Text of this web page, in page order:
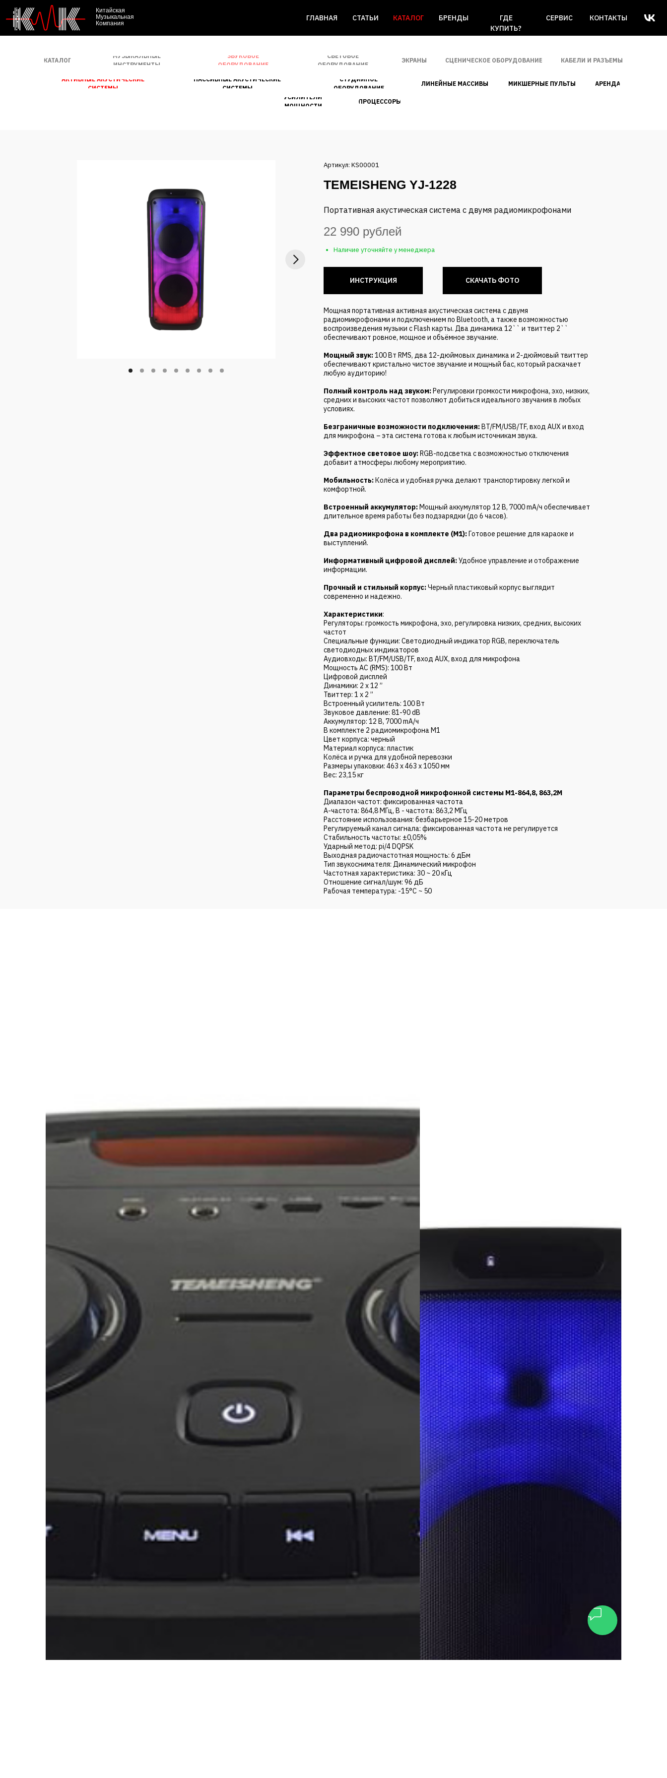
Китайская
Музыкальная
Компания
ГЛАВНАЯ СТАТЬИ КАТАЛОГ БРЕНДЫ СЕРВИС КОНТАКТЫ
ГДЕ
КУПИТЬ?
МУЗЫКАЛЬНЫЕ
ИНСТРУМЕНТЫ
ЗВУКОВОЕ
ОБОРУДОВАНИЕ
СВЕТОВОЕ
ОБОРУДОВАНИЕ
ЭКРАНЫ
КАТАЛОГ СЦЕНИЧЕСКОЕ ОБОРУДОВАНИЕ КАБЕЛИ И РАЗЪЕМЫ
ЛИНЕЙНЫЕ МАССИВЫ
ПАССИВНЫЕ АКУСТИЧЕСКИЕ
СИСТЕМЫ
СТУДИЙНОЕ
ОБОРУДОВАНИЕ
МИКШЕРНЫЕ ПУЛЬТЫ
АРЕНДА
УСИЛИТЕЛИ
МОЩНОСТИ
АКТИВНЫЕ АКУСТИЧЕСКИЕ
СИСТЕМЫ
ПРОЦЕССОРЫ
TEMEISHENG YJ-1228
Портативная акустическая система с двумя радиомикрофонами
22 990 рублей
Мощная портативная активная акустическая система с двумя
радиомикрофонами и подключением по Bluetooth, а также возможностью
воспроизведения музыки с Flash карты. Два динамика 12`` и твиттер 2``
обеспечивают ровное, мощное и объёмное звучание.
Мощный звук:100 Вт RMS, два 12-дюймовых динамика и 2-дюймовый твиттер
обеспечивают кристально чистое звучание и мощный бас, который раскачает
любую аудиторию!
Полный контроль над звуком:Регулировки громкости микрофона, эхо, низких,
средних и высоких частот позволяют добиться идеального звучания в любых
условиях.
Безграничные возможности подключения:BT/FM/USB/TF, вход AUX и вход
для микрофона – эта система готова к любым источникам звука.
Эффектное световое шоу:RGB-подсветка с возможностью отключения
добавит атмосферы любому мероприятию.
Мобильность:Колёса и удобная ручка делают транспортировку легкой и
комфортной.
Встроенный аккумулятор:Мощный аккумулятор 12 В, 7000 mA/ч обеспечивает
длительное время работы без подзарядки (до 6 часов).
Два радиомикрофона в комплекте (M1):Готовое решение для караоке и
выступлений.
Информативный цифровой дисплей:Удобное управление и отображение
информации.
Прочный и стильный корпус:Черный пластиковый корпус выглядит
современно и надежно.
Характеристики:
Регуляторы: громкость микрофона, эхо, регулировка низких, средних, высоких
частот
Специальные функции: Светодиодный индикатор RGB, переключатель
светодиодных индикаторов
Аудиовходы: BT/FM/USB/TF, вход AUX, вход для микрофона
Мощность АС (RMS): 100 Вт
Цифровой дисплей
Динамики: 2 х 12 ’’
Твиттер: 1 х 2 ’’
Встроенный усилитель: 100 Вт
Звуковое давление: 81-90 dB
Аккумулятор: 12 В, 7000 mA/ч
В комплекте 2 радиомикрофона M1
Цвет корпуса: черный
Материал корпуса: пластик
Колёса и ручка для удобной перевозки
Размеры упаковки: 463 х 463 х 1050 мм
Вес: 23,15 кг
Параметры беспроводной микрофонной системы M1-864,8, 863,2М
Диапазон частот: фиксированная частота
A-частота: 864,8 МГц, B - частота: 863,2 МГц
Расстояние использования: безбарьерное 15-20 метров
Регулируемый канал сигнала: фиксированная частота не регулируется
Стабильность частоты: ±0,05%
Ударный метод: pi/4 DQPSK
Выходная радиочастотная мощность: 6 дБм
Тип звукоснимателя: Динамический микрофон
Частотная характеристика: 30 ~ 20 кГц
Отношение сигнал/шум: 96 дБ
Рабочая температура: -15°C ~ 50
ИНСТРУКЦИЯ
Наличие уточняйте у менеджера
СКАЧАТЬ ФОТО
Артикул: KS00001